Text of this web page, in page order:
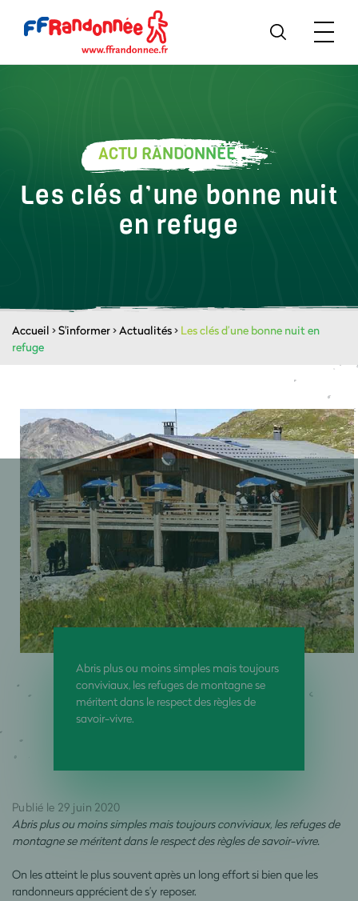
ACTU RANDONNÉE
Les clés d’une bonne nuit
en refuge
Accueil >S'informer>Actualités> Les clés d’une bonne nuit en
refuge
Abris plus ou moins simples mais toujours
conviviaux, les refuges de montagne se
méritent dans le respect des règles de
savoir-vivre.
Publié le 29 juin 2020
Abris plus ou moins simples mais toujours conviviaux, les refuges de
montagne se méritent dans le respect des règles de savoir-vivre.
On les atteint le plus souvent après un long effort si bien que les
randonneurs apprécient de s’y reposer.